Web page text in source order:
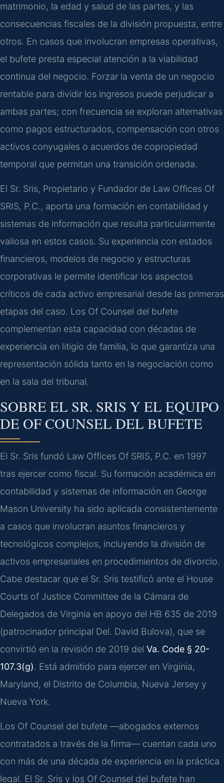
matrimonio, la edad y salud de las partes, y las
consecuencias fiscales de la división propuesta, entre
otros. En casos que involucran empresas operativas,
el bufete presta especial atención a la viabilidad
continua del negocio. Forzar la venta de un negocio
rentable para dividir los ingresos puede perjudicar a
ambas partes; con frecuencia se exploran alternativas
como pagos estructurados, compensación con otros
activos conyugales o acuerdos de copropiedad
temporal que permitan una transición ordenada.
El Sr. Sris, Propietario y Fundador de Law Offices Of
SRIS, P.C., aporta una formación en contabilidad y
sistemas de información que resulta particularmente
valiosa en estos casos. Su experiencia con estados
financieros, modelos de negocio y estructuras
corporativas le permite identificar los aspectos
críticos de cada activo empresarial desde las primeras
etapas del caso. Los Of Counsel del bufete
complementan esta capacidad con décadas de
experiencia en litigio de familia, lo que garantiza una
representación sólida tanto en la negociación como
en la sala del tribunal.
SOBRE EL SR. SRIS Y EL EQUIPO
DE OF COUNSEL DEL BUFETE
El Sr. Sris fundó Law Offices Of SRIS, P.C. en 1997
tras ejercer como fiscal. Su formación académica en
contabilidad y sistemas de información en George
Mason University ha sido aplicada consistentemente
a casos que involucran asuntos financieros y
tecnológicos complejos, incluyendo la división de
activos empresariales en procedimientos de divorcio.
Cabe destacar que el Sr. Sris testificó ante el House
Courts of Justice Committee de la Cámara de
Delegados de Virginia en apoyo del HB 635 de 2019
(patrocinador principal Del. David Bulova), que se
convirtió en la revisión de 2019 del Va. Code § 20-
107.3(g). Está admitido para ejercer en Virginia,
Maryland, el Distrito de Columbia, Nueva Jersey y
Nueva York.
Los Of Counsel del bufete —abogados externos
contratados a través de la firma— cuentan cada uno
con más de una década de experiencia en la práctica
legal. El Sr. Sris y los Of Counsel del bufete han